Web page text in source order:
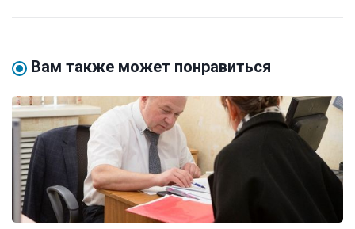
Вам также может понравиться